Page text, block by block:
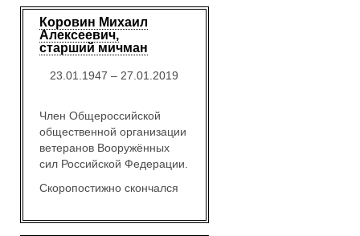
Коровин Михаил
Алексеевич,
старший мичман
23.01.1947 – 27.01.2019
Член Общероссийской
общественной организации
ветеранов Вооружённых
сил Российской Федерации.
Скоропостижно скончался